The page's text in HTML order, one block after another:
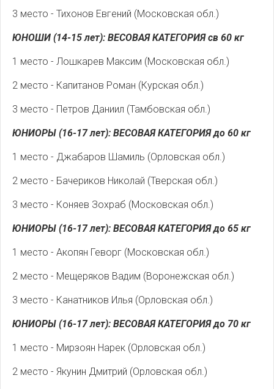
3 место - Тихонов Евгений (Московская обл.)
ЮНОШИ (14-15 лет): ВЕСОВАЯ КАТЕГОРИЯ св 60 кг
1 место - Лошкарев Максим (Московская обл.)
2 место - Капитанов Роман (Курская обл.)
3 место - Петров Даниил (Тамбовская обл.)
ЮНИОРЫ (16-17 лет): ВЕСОВАЯ КАТЕГОРИЯ до 60 кг
1 место - Джабаров Шамиль (Орловская обл.)
2 место - Бачериков Николай (Тверская обл.)
3 место - Коняев Зохраб (Московская обл.)
ЮНИОРЫ (16-17 лет): ВЕСОВАЯ КАТЕГОРИЯ до 65 кг
1 место - Акопян Геворг (Московская обл.)
2 место - Мещеряков Вадим (Воронежская обл.)
3 место - Канатников Илья (Орловская обл.)
ЮНИОРЫ (16-17 лет): ВЕСОВАЯ КАТЕГОРИЯ до 70 кг
1 место - Мирзоян Нарек (Орловская обл.)
2 место - Якунин Дмитрий (Орловская обл.)